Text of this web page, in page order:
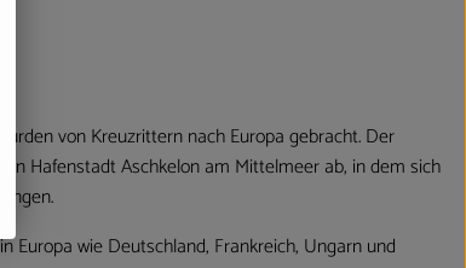
von Kreuzrittern nach Europa gebracht. Der
Hafenstadt Aschkelon am Mittelmeer ab, in dem sich
Europa wie Deutschland, Frankreich, Ungarn und